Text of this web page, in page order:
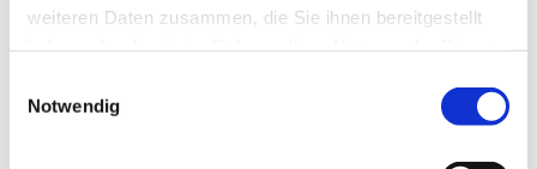
weiteren Daten zusammen, die Sie ihnen bereitgestellt
Notwendig